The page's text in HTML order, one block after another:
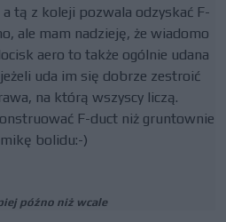
tą z koleji pozwala odzyskać F-
ale mam nadzieję, że wiadomo
aero to także ogólnie udana
uda im się dobrze zestroić
na którą wszyscy liczą.
F-duct niż gruntownie
bolidu:-)
późno niż wcale